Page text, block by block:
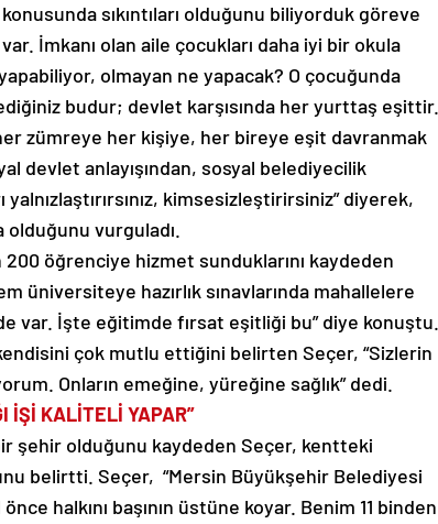
sıkıntıları olduğunu biliyorduk göreve
İmkanı olan aile çocukları daha iyi bir okula
olmayan ne yapacak? O çocuğunda
budur; devlet karşısında her yurttaş eşittir.
zümreye her kişiye, her bireye eşit davranmak
devlet anlayışından, sosyal belediyecilik
yalnızlaştırırsınız, kimsesizleştirirsiniz” diyerek,
vurguladı.
öğrenciye hizmet sunduklarını kaydeden
üniversiteye hazırlık sınavlarında mahallelere
var. İşte eğitimde fırsat eşitliği bu” diye konuştu.
çok mutlu ettiğini belirten Seçer, “Sizlerin
Onların emeğine, yüreğine sağlık” dedi.
İŞİ KALİTELİ YAPAR”
şehir olduğunu kaydeden Seçer, kentteki
belirtti. Seçer, “Mersin Büyükşehir Belediyesi
halkını başının üstüne koyar. Benim 11 binden